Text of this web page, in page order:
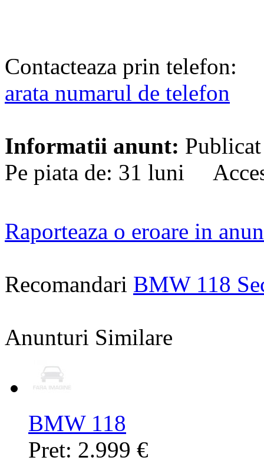
Contacteaza prin telefon:
arata numarul de telefon
Informatii anunt:
Pe piata de: 31 luni
Raporteaza o eroare in
Recomandari BMW 118
Anunturi Similare
BMW 118
Pret: 2.999 €